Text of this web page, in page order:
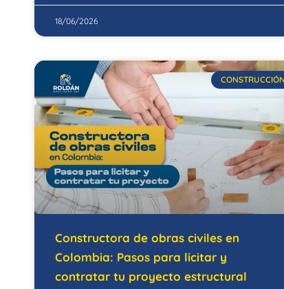
18/06/2026
CONSTRUCCIÓN
Constructora de obras civiles en
Colombia: Pasos para licitar y
contratar tu proyecto estructural